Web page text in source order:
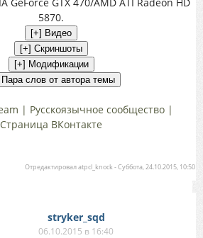
5870.
| Русскоязычное сообщество |
Страница ВКонтакте
Отредактировалatpcl_knock-Суббота, 24.10.2015, 10:50
stryker_sqd
06.10.2015 в 16:40